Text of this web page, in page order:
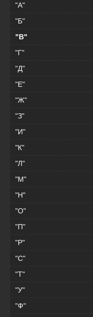
"А"
"Б"
"В"
"Г"
"Д"
"Е"
"Ж"
"З"
"И"
"К"
"Л"
"М"
"Н"
"О"
"П"
"Р"
"С"
"Т"
"У"
"Ф"